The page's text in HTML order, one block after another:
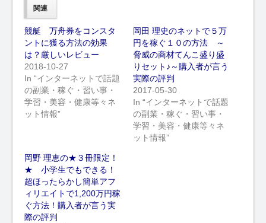
関連
競艇 万舟券をコンスタ
ントに獲る方法の効果
は？厳しいレビュー
2018-10-27
In “インターネットで話題
の副業・稼ぐ・習い事・
学習・美容・健康等々ネ
ット情報”
岡田 理史のネットで５万
円を稼ぐ１０の方法 ～
脅威の商材てんこ盛り盛
りセット♪～購入者が言う
実際の評判
2017-05-30
In “インターネットで話題
の副業・稼ぐ・習い事・
学習・美容・健康等々ネ
ット情報”
岡野 理恵の★３冊限定！
★ 小学生でもできる！
超ほったらかし簡単アフ
ィリエイトで1,200万円稼
ぐ方法！購入者が言う実
際の評判